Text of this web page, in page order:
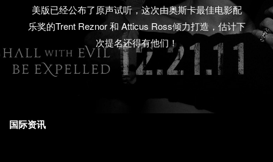
美版已经公布了原声试听，这次由奥斯卡最佳电影配
乐奖的Trent Reznor 和 Atticus Ross倾力打造，估计下
次提名还得有他们！
国际资讯